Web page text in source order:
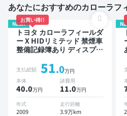
あなたにおすすめのカローラフ
NEW!
お買い得!!
トヨタ カローラフィールダ
ー X HIDリミテッド 禁煙車
整備記録簿あり ディスプレ
あり TV ワイヤレスキー
支払総額 51.0万円
本体
40.0万円
諸費用
11.0万円
年式
2009
走行距離
3.9万km